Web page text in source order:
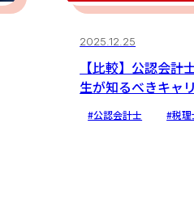
2025.12.25
【比較】公認会計
生が知るべきキャ
#公認会計士 #税理